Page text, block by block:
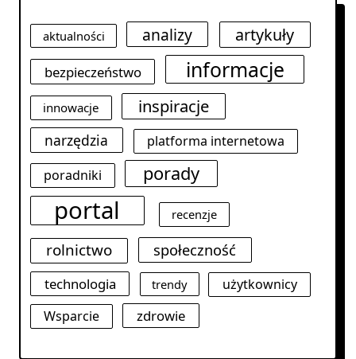
aktualności analizy artykuły
bezpieczeństwo informacje
innowacje inspiracje
narzędzia
platforma internetowa
poradniki
porady
portal recenzje
rolnictwo społeczność
technologia trendy
użytkownicy
Wsparcie
zdrowie